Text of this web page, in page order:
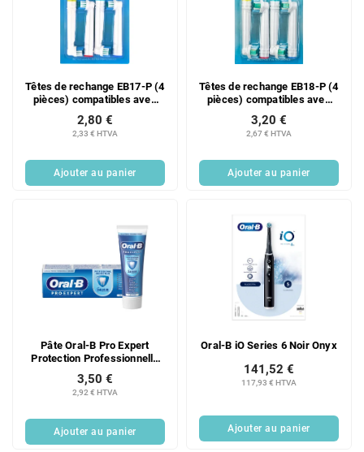
Têtes de rechange EB17-P (4
pièces) compatibles avec
les brosses à dents Oral-B
Genius, Oral-B SmartSeries,
Oral-B PRO et Oral-B Vitality
2,33 € HTVA
2,80 €
Ajouter au panier
Têtes de rechange EB18-P (4
pièces) compatibles avec
les brosses à dents Oral-B
Genius, Oral-B SmartSeries,
Oral-B PRO et Oral-B Vitality
2,67 € HTVA
3,20 €
Ajouter au panier
Pâte Oral-B Pro Expert
Protection Professionnelle
2,92 € HTVA
3,50 €
Ajouter au panier
Oral-B iO Series 6 Noir Onyx
117,93 € HTVA
141,52 €
Ajouter au panier